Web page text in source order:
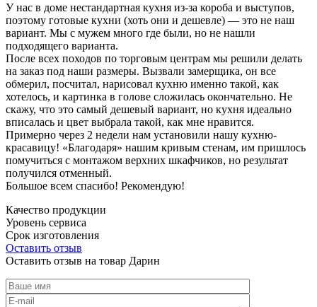
У нас в доме нестандартная кухня из-за короба и выступов,
поэтому готовые кухни (хоть они и дешевле) — это не наш
вариант. Мы с мужем много где были, но не нашли
подходящего варианта.
После всех походов по торговым центрам мы решили делать
на заказ под наши размеры. Вызвали замерщика, он все
обмерил, посчитал, нарисовал кухню именно такой, как
хотелось, и картинка в голове сложилась окончательно. Не
скажу, что это самый дешевый вариант, но кухня идеально
вписалась и цвет выбрала такой, как мне нравится.
Примерно через 2 недели нам установили нашу кухню-
красавицу! «Благодаря» нашим кривым стенам, им пришлось
помучиться с монтажом верхних шкафчиков, но результат
получился отменный.
Большое всем спасибо! Рекомендую!
Качество продукции
Уровень сервиса
Срок изготовления
Оставить отзыв
Оставить отзыв на товар Дарин